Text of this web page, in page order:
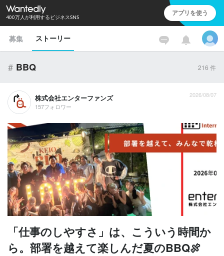
400万人が利用するビジネスSNS アプリを使う
募集 ストーリー
# BBQ 216 件
株式会社エンターファンズ
157フォロワー
2026/08/07
「仕事のしやすさ」は、こういう時間か
ら。部署を越えて楽しんだ夏のBBQ🍖